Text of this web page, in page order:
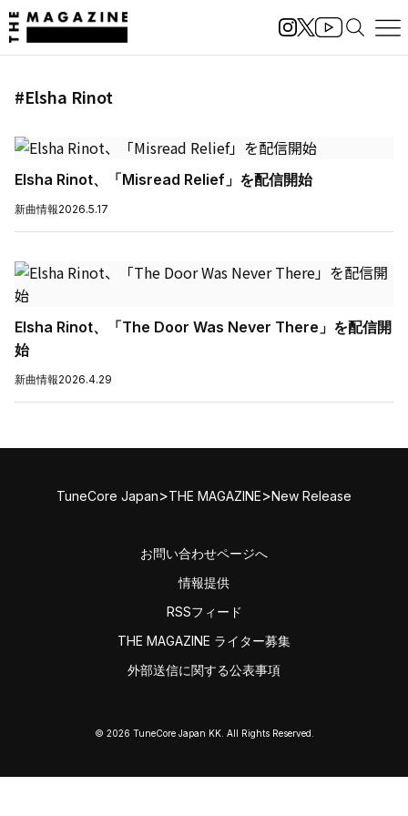
#Elsha Rinot
Elsha Rinot、「Misread Relief」を配信開始
新曲情報2026.5.17
Elsha Rinot、「The Door Was Never There」を配信開
始
新曲情報2026.4.29
TuneCore Japan>THE MAGAZINE>New Release
お問い合わせページへ
情報提供
RSSフィード
THE MAGAZINE ライター募集
外部送信に関する公表事項
© 2026 TuneCore Japan KK. All Rights Reserved.